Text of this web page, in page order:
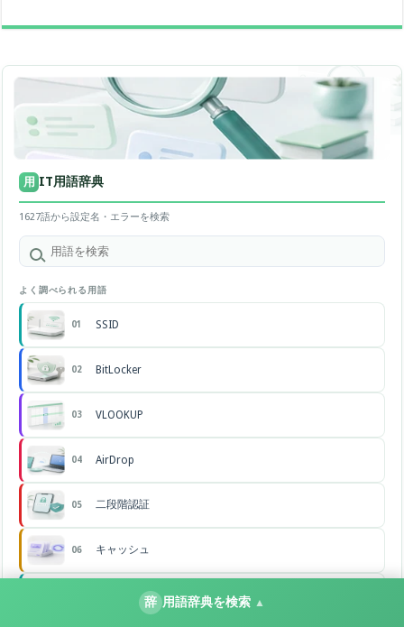
用 IT用語辞典
1627語から設定名・エラーを検索
よく調べられる用語
01 SSID
02 BitLocker
03 VLOOKUP
04 AirDrop
05 二段階認証
06 キャッシュ
辞 用語辞典を検索 ▲